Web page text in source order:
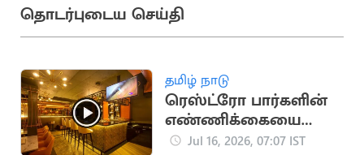
தொடர்புடைய செய்தி
தமிழ் நாடு
ரெஸ்ட்ரோ பார்களின்
எண்ணிக்கையை
அதிகரிக்க TN அரசு
Jul 16, 2026, 07:07 IST